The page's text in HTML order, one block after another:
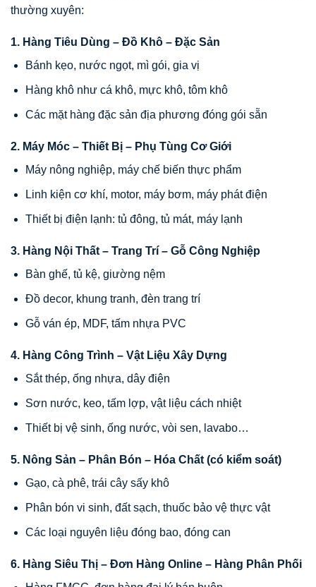
thường xuyên:
1. Hàng Tiêu Dùng – Đồ Khô – Đặc Sản
Bánh kẹo, nước ngọt, mì gói, gia vị
Hàng khô như cá khô, mực khô, tôm khô
Các mặt hàng đặc sản địa phương đóng gói sẵn
2. Máy Móc – Thiết Bị – Phụ Tùng Cơ Giới
Máy nông nghiệp, máy chế biến thực phẩm
Linh kiện cơ khí, motor, máy bơm, máy phát điện
Thiết bị điện lạnh: tủ đông, tủ mát, máy lạnh
3. Hàng Nội Thất – Trang Trí – Gỗ Công Nghiệp
Bàn ghế, tủ kệ, giường nệm
Đồ decor, khung tranh, đèn trang trí
Gỗ ván ép, MDF, tấm nhựa PVC
4. Hàng Công Trình – Vật Liệu Xây Dựng
Sắt thép, ống nhựa, dây điện
Sơn nước, keo, tấm lợp, vật liệu cách nhiệt
Thiết bị vệ sinh, ống nước, vòi sen, lavabo…
5. Nông Sản – Phân Bón – Hóa Chất (có kiểm soát)
Gạo, cà phê, trái cây sấy khô
Phân bón vi sinh, đất sạch, thuốc bảo vệ thực vật
Các loại nguyên liệu đóng bao, đóng can
6. Hàng Siêu Thị – Đơn Hàng Online – Hàng Phân Phối